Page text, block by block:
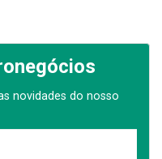
novidades do nosso